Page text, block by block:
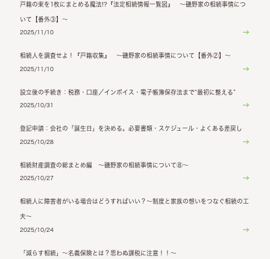
戸籍の束を1枚にまとめる魔法!?『法定相続情報一覧図』 ～磯野家の相続事情につ
いて【番外③】～
2025/11/10
相続人を調査せよ！『戸籍収集』 ～磯野家の相続事情について【番外②】～
2025/11/10
設立後の手続き：税務・口座／インボイス・電子帳簿保存法まで“最初に整える”
2025/10/31
登記申請：会社の「誕生日」を決める。必要書類・スケジュール・よくある差戻し
2025/10/28
相続財産調査の総まとめ編 ～磯野家の相続事情について⑧～
2025/10/27
相続人に障害者がいる場合はどうすればいい？～制度と家族の想いをつなぐ相続の工
夫～
2025/10/24
「減らす相続」～名義保険とは？思わぬ課税に注意！！～